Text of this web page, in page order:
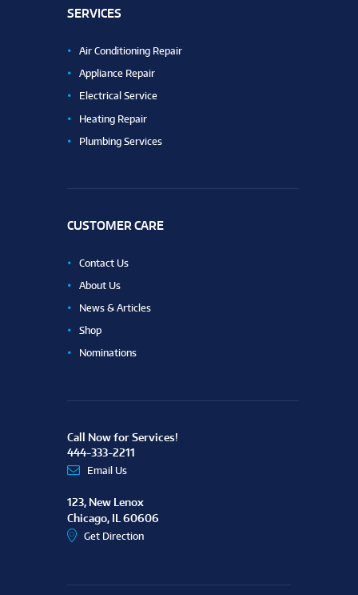
SERVICES
Air Conditioning Repair
Appliance Repair
Electrical Service
Heating Repair
Plumbing Services
CUSTOMER CARE
Contact Us
About Us
News & Articles
Shop
Nominations
Call Now for Services!
444-333-2211
Email Us
123, New Lenox
Chicago, IL 60606
Get Direction